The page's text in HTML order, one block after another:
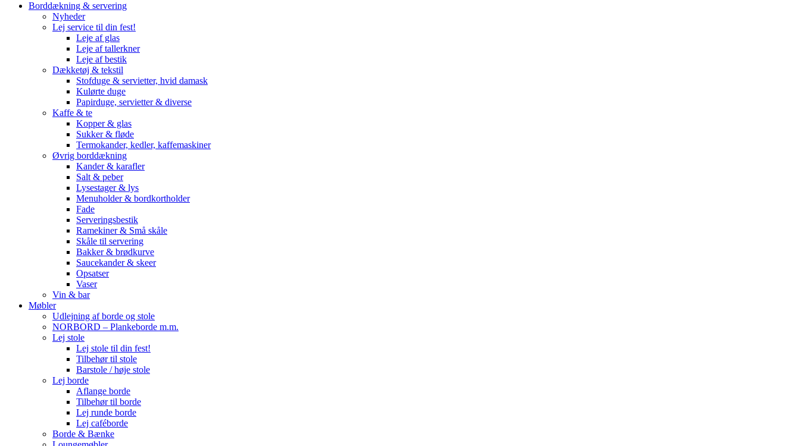
Borddækning & servering
Nyheder
Lej service til din fest!
Leje af glas
Leje af tallerkner
Leje af bestik
Dækketøj & tekstil
Stofduge & servietter, hvid damask
Kulørte duge
Papirduge, servietter & diverse
Kaffe & te
Kopper & glas
Sukker & fløde
Termokander, kedler, kaffemaskiner
Øvrig borddækning
Kander & karafler
Salt & peber
Lysestager & lys
Menuholder & bordkortholder
Fade
Serveringsbestik
Ramekiner & Små skåle
Skåle til servering
Bakker & brødkurve
Saucekander & skeer
Opsatser
Vaser
Vin & bar
Møbler
Udlejning af borde og stole
NORBORD – Plankeborde m.m.
Lej stole
Lej stole til din fest!
Tilbehør til stole
Barstole / høje stole
Lej borde
Aflange borde
Tilbehør til borde
Lej runde borde
Lej caféborde
Borde & Bænke